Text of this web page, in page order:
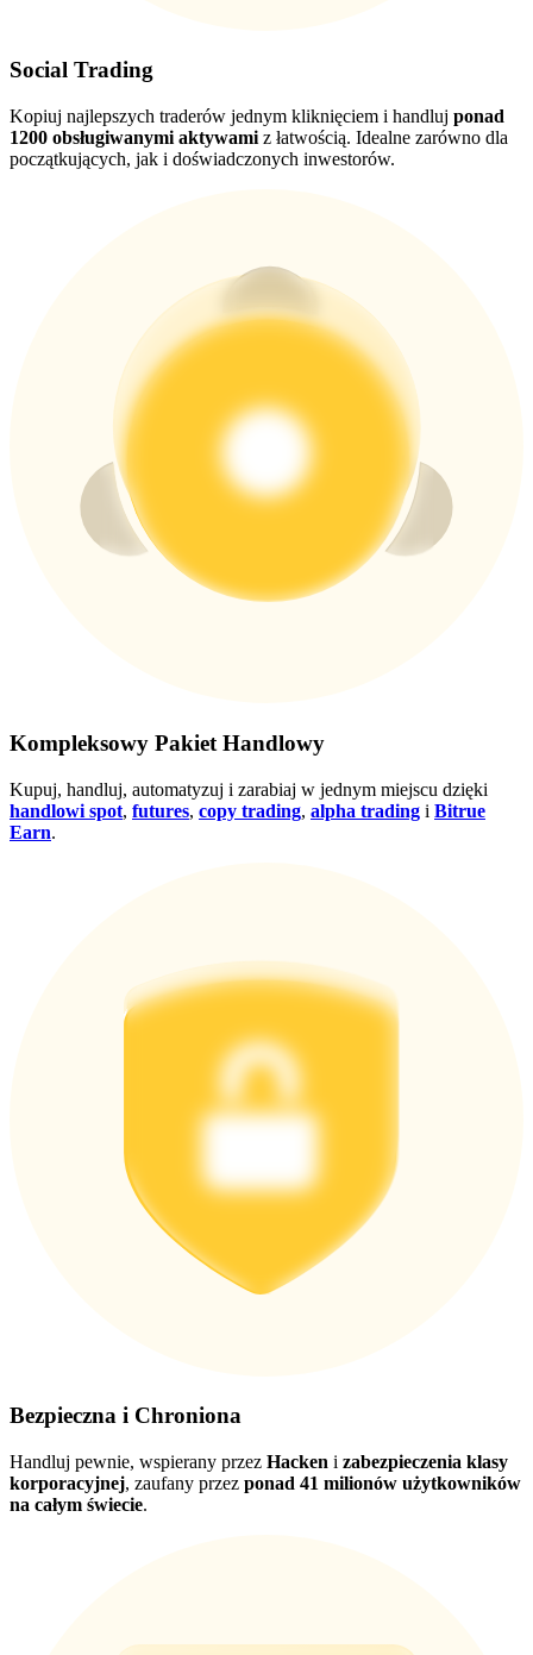
USDT New User Exclusive 10% APR
USDT Flexible Staking | Daily Rewards
BTC New User Exclusive: 6.5% APR
BTC Flexible Staking | Daily Rewards
Więcej wydarzeń
Wygraj nagrody i ekskluzywne bonusy
Social Trading
Kopiuj najlepszych traderów jednym kliknięciem i handluj ponad
1200 obsługiwanymi aktywami z łatwością. Idealne zarówno dla
początkujących, jak i doświadczonych inwestorów.
Kompleksowy Pakiet Handlowy
Kupuj, handluj, automatyzuj i zarabiaj w jednym miejscu dzięki
handlowi spot, futures, copy trading, alpha trading i Bitrue
Earn.
Bezpieczna i Chroniona
Handluj pewnie, wspierany przez Hacken i zabezpieczenia klasy
korporacyjnej, zaufany przez ponad 41 milionów użytkowników
na całym świecie.